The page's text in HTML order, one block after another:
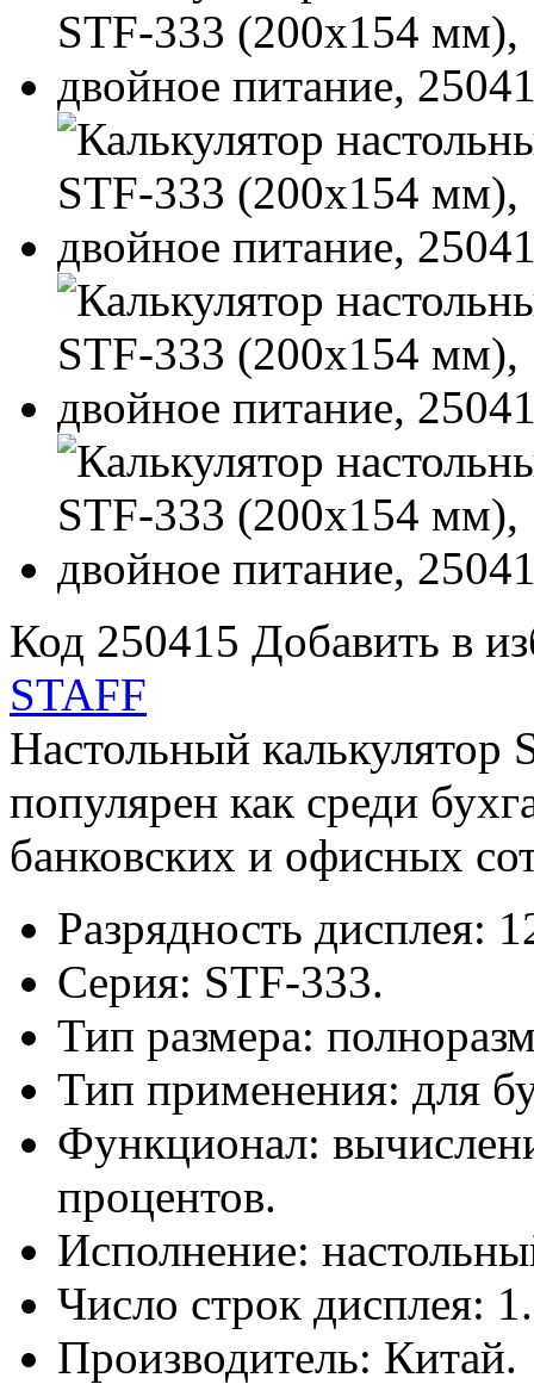
Код 250415 Добавить в
STAFF
Настольный
популярен как среди
банковских и офисных
Разрядность дисплея:
Серия: STF-333.
Тип размера:
Тип применения: для
Функционал:
процентов.
Исполнение:
Число строк дисплея: 1.
Производитель: Китай.